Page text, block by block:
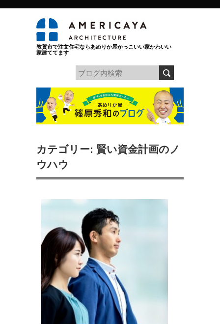
敦賀市で注文住宅ならあめりか屋かっこいい家かわいい
家建ててます
カテゴリー: 賢い資金計画のノ
ウハウ